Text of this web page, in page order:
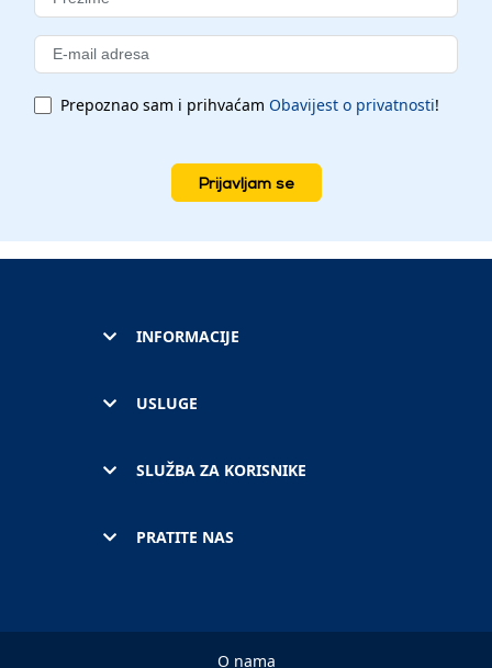
Prepoznao sam i prihvaćam Obavijest o privatnosti!
Prijavljam se
INFORMACIJE
USLUGE
SLUŽBA ZA KORISNIKE
PRATITE NAS
O nama